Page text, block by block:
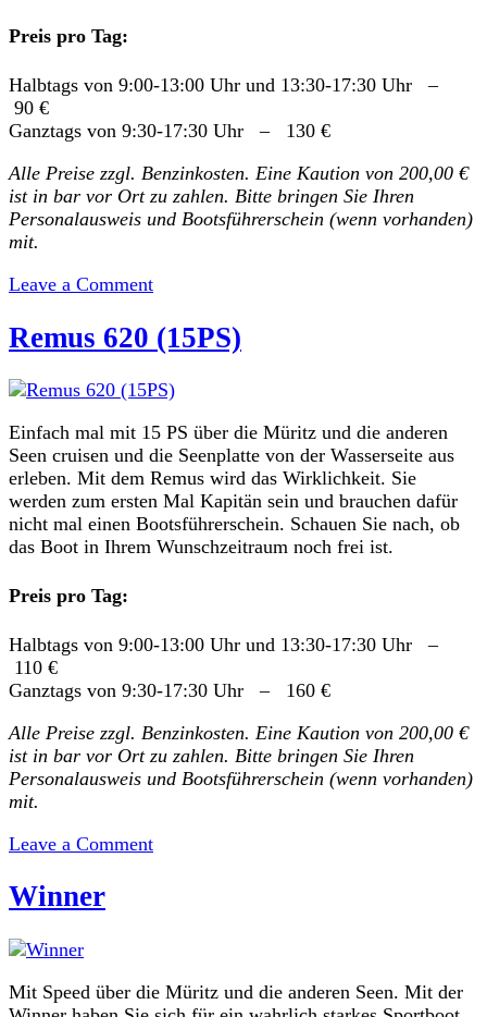
Preis pro Tag:
Halbtags von 9:00-13:00 Uhr und 13:30-17:30 Uhr –
90 €
Ganztags von 9:30-17:30 Uhr – 130 €
Alle Preise zzgl. Benzinkosten. Eine Kaution von 200,00 €
ist in bar vor Ort zu zahlen. Bitte bringen Sie Ihren
Personalausweis und Bootsführerschein (wenn vorhanden)
mit.
Leave a Commenton
Remus 620 (15PS)
Einfach mal mit 15 PS über die Müritz und die anderen
Seen cruisen und die Seenplatte von der Wasserseite aus
erleben. Mit dem Remus wird das Wirklichkeit. Sie
werden zum ersten Mal Kapitän sein und brauchen dafür
nicht mal einen Bootsführerschein. Schauen Sie nach, ob
das Boot in Ihrem Wunschzeitraum noch frei ist.
Preis pro Tag:
Halbtags von 9:00-13:00 Uhr und 13:30-17:30 Uhr –
110 €
Ganztags von 9:30-17:30 Uhr – 160 €
Alle Preise zzgl. Benzinkosten. Eine Kaution von 200,00 €
ist in bar vor Ort zu zahlen. Bitte bringen Sie Ihren
Personalausweis und Bootsführerschein (wenn vorhanden)
mit.
Leave a Commenton
Winner
Mit Speed über die Müritz und die anderen Seen. Mit der